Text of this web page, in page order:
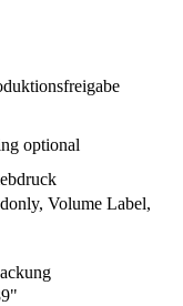
optional
Volume Label,